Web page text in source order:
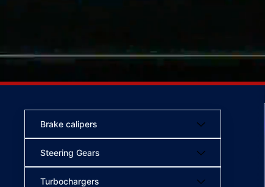
Brake calipers
Steering Gears
Turbochargers